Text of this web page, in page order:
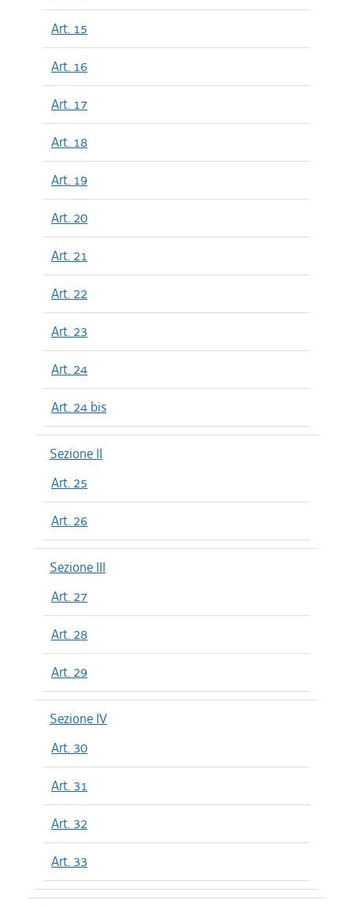
Art. 15
Art. 16
Art. 17
Art. 18
Art. 19
Art. 20
Art. 21
Art. 22
Art. 23
Art. 24
Art. 24 bis
Sezione II
Art. 25
Art. 26
Sezione III
Art. 27
Art. 28
Art. 29
Sezione IV
Art. 30
Art. 31
Art. 32
Art. 33